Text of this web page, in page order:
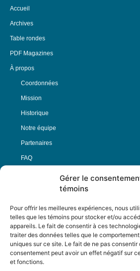
Gérer le
témoins
Pour offrir les meilleures expériences, nous
telles que les témoins pour stocker et/ou
appareils. Le fait de consentir à ces
traiter des données telles que le
uniques sur ce site. Le fait de ne pas consentir
consentement peut avoir un effet négatif sur
et fonctions.
Accueil
Archives
Table rondes
PDF Magazines
À propos
Coordonnées
Mission
Historique
Notre équipe
Partenaires
FAQ
Nous Suivre